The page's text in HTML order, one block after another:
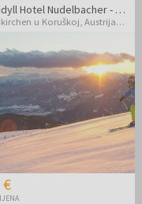
Landidyll Hotel Nudelbacher - Zimski odmor u Kärntenu
u Koruškoj ,Austrija
€